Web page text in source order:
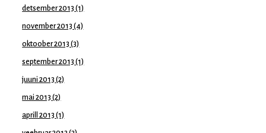
detsember 2013 (1)
november 2013 (4)
oktoober 2013 (3)
september 2013 (1)
juuni 2013 (2)
mai 2013 (2)
aprill 2013 (1)